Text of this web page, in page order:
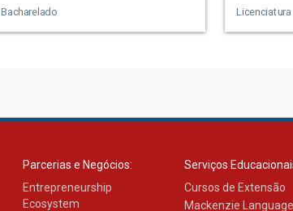
Bacharelado Licenciatura
Parcerias e Negócios:
Entrepreneurship
Ecosystem
Serviços
Cursos de Extensão
Mackenzie Language